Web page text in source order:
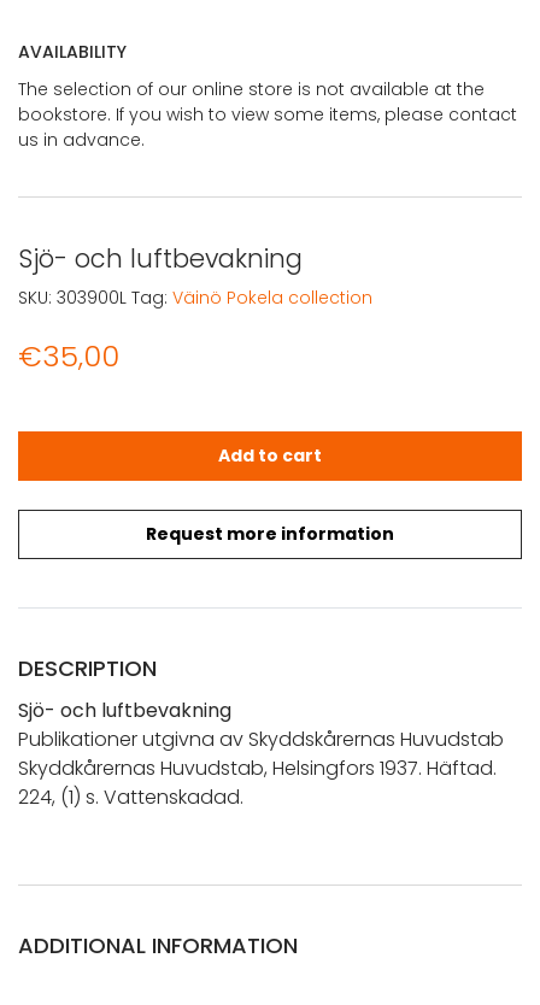
AVAILABILITY
The selection of our online store is not available at the
bookstore. If you wish to view some items, please contact
us in advance.
Sjö- och luftbevakning
€35,00
Request more information
Sjö- och luftbevakning quantity
Add to cart
SKU: 303900L Tag: Väinö Pokela collection
DESCRIPTION
Sjö- och luftbevakning
Publikationer utgivna av Skyddskårernas Huvudstab
Skyddkårernas Huvudstab, Helsingfors 1937. Häftad.
224, (1) s. Vattenskadad.
ADDITIONAL INFORMATION